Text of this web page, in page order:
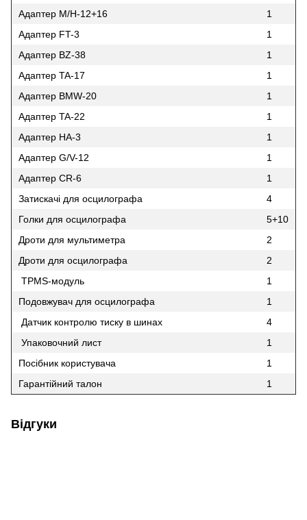
Адаптер M/H-12+16
1
Адаптер FT-3
1
Адаптер BZ-38
1
Адаптер TA-17
1
Адаптер BMW-20
1
Адаптер TA-22
1
Адаптер HA-3
1
Адаптер G/V-12
1
Адаптер CR-6
1
Затискачі для осцилографа
4
Голки для осцилографа
5+10
Дроти для мультиметра
2
Дроти для осцилографа
2
TPMS-модуль
1
Подовжувач для осцилографа
1
Датчик контролю тиску в шинах
4
Упаковочний лист
1
Посібник користувача
1
Гарантійний талон
1
Відгуки